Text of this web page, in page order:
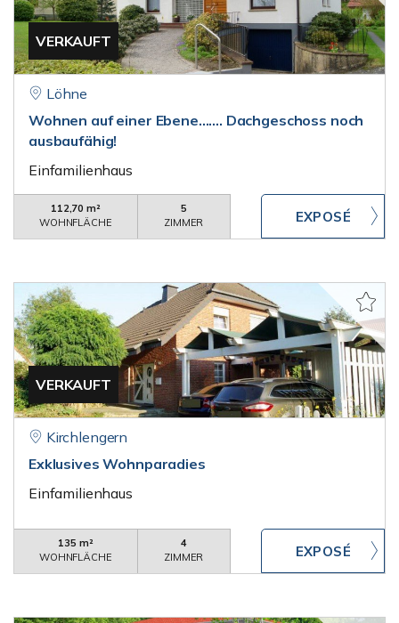
VERKAUFT
Löhne
Wohnen auf einer Ebene....... Dachgeschoss noch
ausbaufähig!
Einfamilienhaus
112,70 m²
WOHNFLÄCHE
5
ZIMMER
VERKAUFT
Kirchlengern
Exklusives Wohnparadies
Einfamilienhaus
135 m²
WOHNFLÄCHE
4
ZIMMER